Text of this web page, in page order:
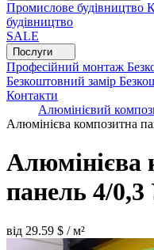
Промислове будівництво
будівництво
SALE
Послуги
Професійний монтаж
Безкоштовний замір
Контакти
Алюмінієвий
Алюмінієва композитна
Алюмінієва
панель 4/0,3
від 29.59 $ / м²